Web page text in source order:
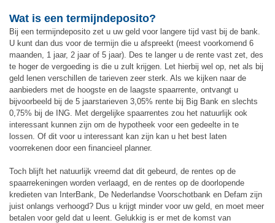
Wat is een termijndeposito?
Bij een termijndeposito zet u uw geld voor langere tijd vast bij de bank.
U kunt dan dus voor de termijn die u afspreekt (meest voorkomend 6
maanden, 1 jaar, 2 jaar of 5 jaar). Des te langer u de rente vast zet, des
te hoger de vergoeding is die u zult krijgen. Let hierbij wel op, net als bij
geld lenen verschillen de tarieven zeer sterk. Als we kijken naar de
aanbieders met de hoogste en de laagste spaarrente, ontvangt u
bijvoorbeeld bij de 5 jaarstarieven 3,05% rente bij Big Bank en slechts
0,75% bij de ING. Met dergelijke spaarrentes zou het natuurlijk ook
interessant kunnen zijn om de hypotheek voor een gedeelte in te
lossen. Of dit voor u interessant kan zijn kan u het best laten
voorrekenen door een financieel planner.
Toch blijft het natuurlijk vreemd dat dit gebeurd, de rentes op de
spaarrekeningen worden verlaagd, en de rentes op de doorlopende
kredieten van InterBank, De Nederlandse Voorschotbank en Defam zijn
juist onlangs verhoogd? Dus u krijgt minder voor uw geld, en moet meer
betalen voor geld dat u leent. Gelukkig is er met de komst van